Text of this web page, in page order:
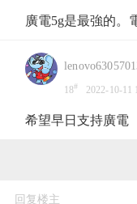
廣電5g是最強的。
18# 2022-10-11
希望早日支持廣電
回复楼主